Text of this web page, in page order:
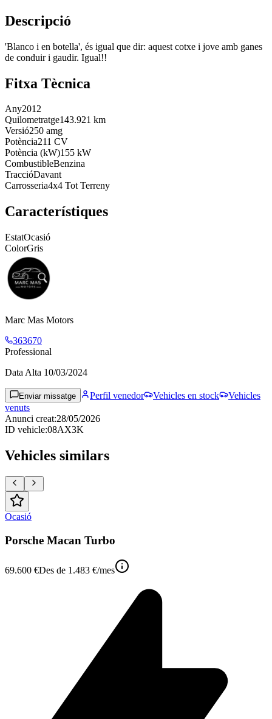
Descripció
'Blanco i en botella', és igual que dir: aquest cotxe i jove amb ganes
de conduir i gaudir. Igual!!
Fitxa Tècnica
Any2012
Quilometratge143.921 km
Versió250 amg
Potència211 CV
Potència (kW)155 kW
CombustibleBenzina
TraccióDavant
Carrosseria4x4 Tot Terreny
Característiques
EstatOcasió
ColorGris
Marc Mas Motors
363670
Professional
Data Alta 10/03/2024
Enviar missatge Perfil venedor Vehicles en stock
Vehicles
venuts
Anunci creat:28/05/2026
ID vehicle:08AX3K
Vehicles similars
Ocasió
Porsche Macan Turbo
69.600 €Des de 1.483 €/mes